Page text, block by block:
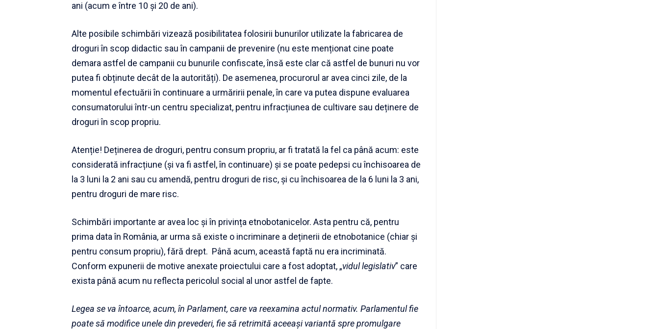
ani (acum e între 10 și 20 de ani).
Alte posibile schimbări vizează posibilitatea folosirii bunurilor utilizate la fabricarea de
droguri în scop didactic sau în campanii de prevenire (nu este menționat cine poate
demara astfel de campanii cu bunurile confiscate, însă este clar că astfel de bunuri nu vor
putea fi obținute decât de la autorități). De asemenea, procurorul ar avea cinci zile, de la
momentul efectuării în continuare a urmăririi penale, în care va putea dispune evaluarea
consumatorului într-un centru specializat, pentru infracțiunea de cultivare sau deținere de
droguri în scop propriu.
Atenție! Deținerea de droguri, pentru consum propriu, ar fi tratată la fel ca până acum: este
considerată infracțiune (și va fi astfel, în continuare) și se poate pedepsi cu închisoarea de
la 3 luni la 2 ani sau cu amendă, pentru droguri de risc, și cu închisoarea de la 6 luni la 3 ani,
pentru droguri de mare risc.
Schimbări importante ar avea loc și în privința etnobotanicelor. Asta pentru că, pentru
prima data în România, ar urma să existe o incriminare a deținerii de etnobotanice (chiar și
pentru consum propriu), fără drept. Până acum, această faptă nu era incriminată.
Conform expunerii de motive anexate proiectului care a fost adoptat, „vidul legislativ” care
exista până acum nu reflecta pericolul social al unor astfel de fapte.
Legea se va întoarce, acum, în Parlament, care va reexamina actul normativ. Parlamentul fie
poate să modifice unele din prevederi, fie să retrimită aceeași variantă spre promulgare